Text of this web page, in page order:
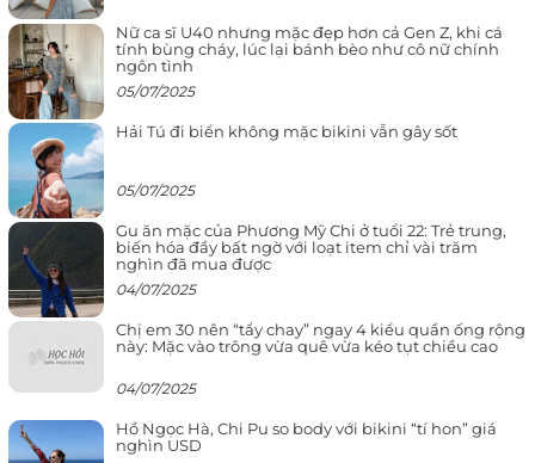
Nữ ca sĩ U40 nhưng mặc đẹp hơn cả Gen Z, khi cá
tính bùng cháy, lúc lại bánh bèo như cô nữ chính
ngôn tình
05/07/2025
Hải Tú đi biển không mặc bikini vẫn gây sốt
05/07/2025
Gu ăn mặc của Phương Mỹ Chi ở tuổi 22: Trẻ trung,
biến hóa đầy bất ngờ với loạt item chỉ vài trăm
nghìn đã mua được
04/07/2025
Chị em 30 nên “tẩy chay” ngay 4 kiểu quần ống rộng
này: Mặc vào trông vừa quê vừa kéo tụt chiều cao
04/07/2025
Hồ Ngọc Hà, Chi Pu so body với bikini “tí hon” giá
nghìn USD